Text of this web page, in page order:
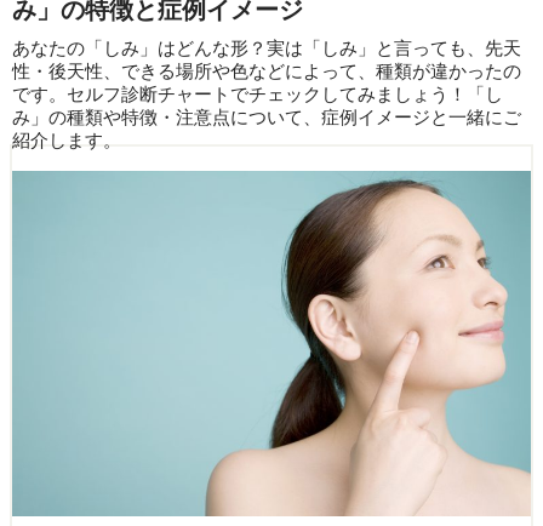
み」の特徴と症例イメージ
あなたの「しみ」はどんな形？実は「しみ」と言っても、先天
性・後天性、できる場所や色などによって、種類が違かったの
です。セルフ診断チャートでチェックしてみましょう！「し
み」の種類や特徴・注意点について、症例イメージと一緒にご
紹介します。